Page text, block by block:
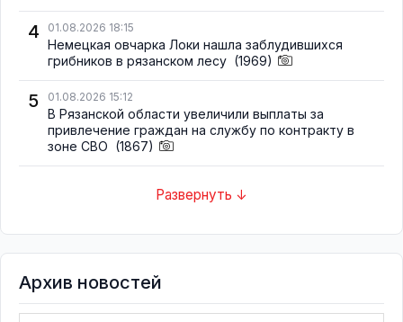
4 01.08.2026 18:15
Немецкая овчарка Локи нашла заблудившихся
грибников в рязанском лесу (1969)
5 01.08.2026 15:12
В Рязанской области увеличили выплаты за
привлечение граждан на службу по контракту в
зоне СВО (1867)
Развернуть ↓
Архив новостей